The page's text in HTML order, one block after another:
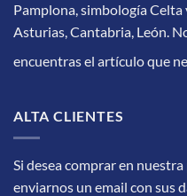
Pamplona, simbología Celta
Asturias, Cantabria, León.
encuentras el artículo que
ALTA CLIENTES
Si desea comprar en
enviarnos un email con sus